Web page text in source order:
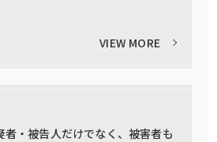
VIEW MORE
・被告人だけでなく、被害者も